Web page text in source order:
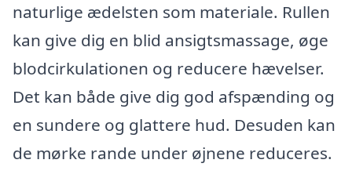
naturlige ædelsten som materiale. Rullen
kan give dig en blid ansigtsmassage, øge
blodcirkulationen og reducere hævelser.
Det kan både give dig god afspænding og
en sundere og glattere hud. Desuden kan
de mørke rande under øjnene reduceres.